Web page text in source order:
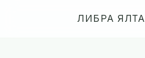
ЛИБРА ЯЛТА